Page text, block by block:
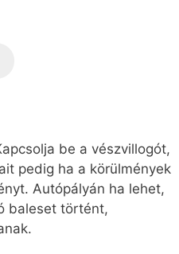
be a vészvillogót,
pedig ha a körülmények
Autópályán ha lehet,
baleset történt,